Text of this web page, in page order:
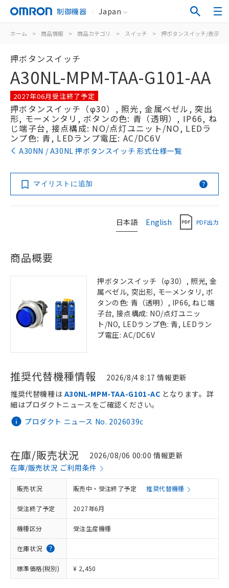
制御機器 Japan
ホーム > 商品情報 > 商品カテゴリ > スイッチ > 押ボタンスイッチ/表示灯
押ボタンスイッチ
A30NL-MPM-TAA-G101-AA
2027年06月受注終了予定
押ボタンスイッチ（φ30）, 照光, 金属ベゼル, 突出
形, モーメンタリ, ボタンの色: 青（透明）, IP66, ね
じ端子台, 接点構成: NO/点灯ユニット/NO, LEDラ
ンプ色: 青, LEDランプ電圧: AC/DC6V
A30NN / A30NL 押ボタンスイッチ 形式仕様一覧
マイリストに追加
日本語 English PDF出力
商品概要
押ボタンスイッチ（φ30）, 照光, 金
属ベゼル, 突出形, モーメンタリ, ボ
タンの色: 青（透明）, IP66, ねじ端
子台, 接点構成: NO/点灯ユニッ
ト/NO, LEDランプ色: 青, LEDラン
プ電圧: AC/DC6V
推奨代替機種情報 2026/8/4 8:17 情報更新
プロダクト ニュース No. 2026039c
推奨代替機種は A30NL-MPM-TAA-G101-AC となります。詳
細はプロダクトニュースをご確認ください。
在庫/販売状況
2026/08/06 00:00 情報更新
在庫/販売状況 ご利用条件
販売状況 販売中・受注終了予定 推奨代替機種
受注終了予定 2027年6月
機種区分 受注生産機種
在庫状況
標準価格(税別) ¥ 2,450